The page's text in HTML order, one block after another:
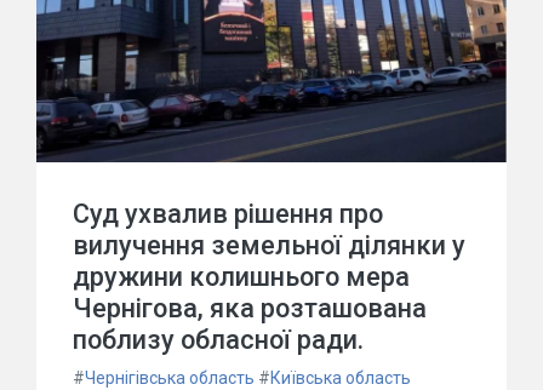
Суд ухвалив рішення про
вилучення земельної ділянки у
дружини колишнього мера
Чернігова, яка розташована
поблизу обласної ради.
#Чернігівська область #Київська область